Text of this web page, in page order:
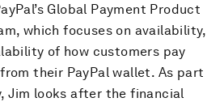
Global Payment Product
which focuses on availability,
of how customers pay
their PayPal wallet. As part
Jim looks after the financial